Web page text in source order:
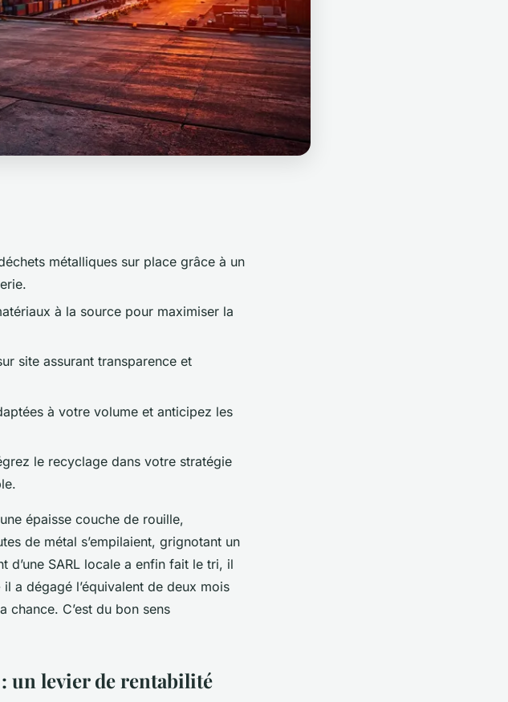
métalliques sur place grâce à un
à la source pour maximiser la
site assurant transparence et
à votre volume et anticipez les
le recyclage dans votre stratégie
épaisse couche de rouille,
de métal s’empilaient, grignotant un
d’une SARL locale a enfin fait le tri, il
a dégagé l’équivalent de deux mois
chance. C’est du bon sens
un levier de rentabilité